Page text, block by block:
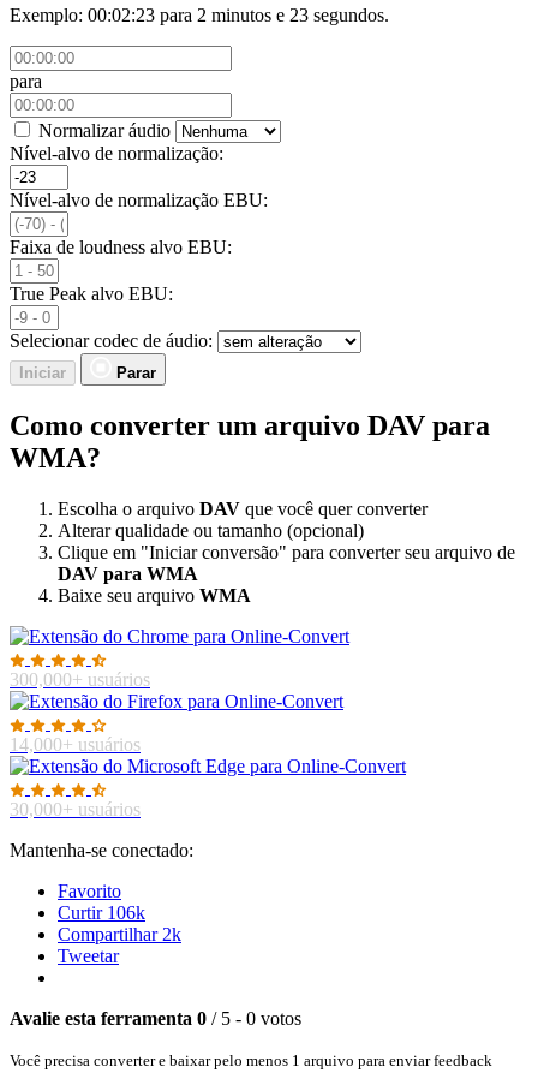
Exemplo: 00:02:23 para 2 minutos e 23 segundos.
para
Normalizar áudio
Nível-alvo de normalização:
Nível-alvo de normalização EBU:
Faixa de loudness alvo EBU:
True Peak alvo EBU:
Selecionar codec de áudio:
Iniciar Parar
Como converter um arquivo DAV para
WMA?
Escolha o arquivo DAV que você quer converter
Alterar qualidade ou tamanho (opcional)
Clique em "Iniciar conversão" para converter seu arquivo de
DAV para WMA
Baixe seu arquivo WMA
300,000+ usuários
14,000+ usuários
30,000+ usuários
Mantenha-se conectado:
Favorito
Curtir106k
Compartilhar 2k
Tweetar
Avalie esta ferramenta 0 / 5 - 0 votos
Você precisa converter e baixar pelo menos 1 arquivo para enviar feedback